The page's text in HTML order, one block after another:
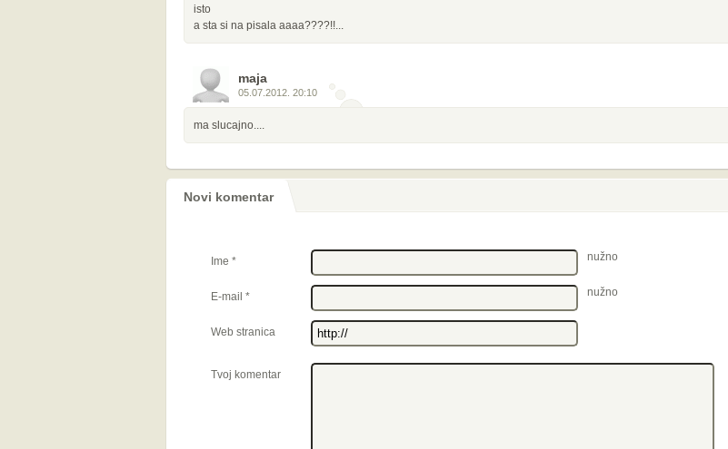
isto
a sta si na pisala aaaa????!!...
maja
05.07.2012. 20:10
ma slucajno....
Novi komentar
Ime * nužno
E-mail * nužno
Web stranica
Tvoj komentar